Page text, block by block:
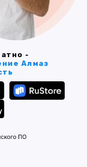
-
Алмаз